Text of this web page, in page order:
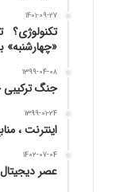
۱۴۰۱-۰۹-۲۷
«چهارشنبه»
۱۳۹۹-۰۴-۰۸
جنگ
۱۳۹۹-۰۱-۲۴
اینترنت ،
۱۴۰۲-۰۷-۰۴
عصر دیجیتال